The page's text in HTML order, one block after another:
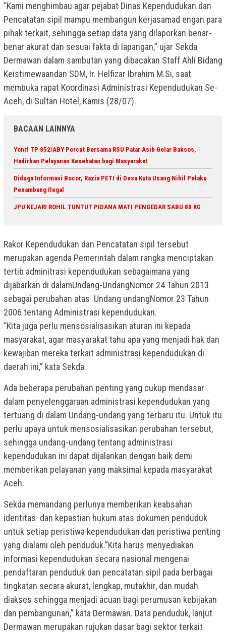
“Kami menghimbau agar pejabat Dinas Kependudukan dan
Pencatatan sipil mampu membangun kerjasamad engan para
pihak terkait, sehingga setiap data yang dilaporkan benar-
benar akurat dan sesuai fakta di lapangan,” ujar Sekda
Dermawan dalam sambutan yang dibacakan Staff Ahli Bidang
Keistimewaandan SDM, Ir. Helfizar Ibrahim M.Si, saat
membuka rapat Koordinasi Administrasi Kependudukan Se-
Aceh, di Sultan Hotel, Kamis (28/07).
BACAAN LAINNYA
Yonif TP 852/ABY Percut Bersama RSU Patar Asih Gelar Baksos,
Hadirkan Pelayanan Kesehatan bagi Masyarakat
Diduga Informasi Bocor, Razia PETI di Desa Kuta Usang Nihil Pelaku
Penambang Ilegal
JPU KEJARI ROHIL TUNTUT PIDANA MATI PENGEDAR SABU 80 KG
Rakor Kependudukan dan Pencatatan sipil tersebut
merupakan agenda Pemerintah dalam rangka menciptakan
tertib adminitrasi kependudukan sebagaimana yang
dijabarkan di dalamUndang-UndangNomor 24 Tahun 2013
sebagai perubahan atas Undang undangNomor 23 Tahun
2006 tentang Administrasi kependudukan.
“Kita juga perlu mensosialisasikan aturan ini kepada
masyarakat, agar masyarakat tahu apa yang menjadi hak dan
kewajiban mereka terkait administrasi kependudukan di
daerah ini,” kata Sekda.
Ada beberapa perubahan penting yang cukup mendasar
dalam penyelenggaraan administrasi kependudukan yang
tertuang di dalam Undang-undang yang terbaru itu. Untuk itu
perlu upaya untuk mensosialisasikan perubahan tersebut,
sehingga undang-undang tentang administrasi
kependudukan ini dapat dijalankan dengan baik demi
memberikan pelayanan yang maksimal kepada masyarakat
Aceh.
Sekda memandang perlunya memberikan keabsahan
identitas dan kepastian hukum atas dokumen penduduk
untuk setiap peristiwa kependudukan dan peristiwa penting
yang dialami oleh penduduk.”Kita harus menyediakan
informasi kependudukan secara nasional mengenai
pendaftaran penduduk dan pencatatan sipil pada berbagai
tingkatan secara akurat, lengkap, mutakhir, dan mudah
diakses sehingga menjadi acuan bagi perumusan kebijakan
dan pembangunan,” kata Dermawan. Data penduduk, lanjut
Dermawan merupakan rujukan dasar bagi sektor terkait